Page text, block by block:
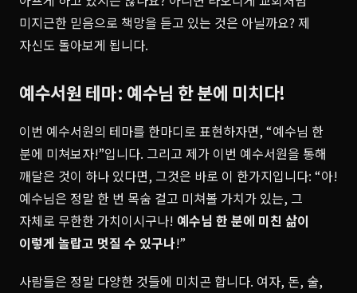
미지근한 믿음으로 책망을 듣고 있는 것은 아닐까요? 제
자신도 돌아보게 됩니다.
예수서원 테마: 예수님 한 분에 미치다!
이번 예수서원의 테마를 한마디로 표현하자면, “예수님 한
분에 미쳐보자!”입니다. 그리고 제가 이번 예수서원을 통해
깨달은 것이 하나 있다면, 그것은 바로 이 한가지입니다: “아!
예수님은 정말 한 번 목숨 걸고 미쳐볼 가치가 있는, 그
자체로 무한한 가치이시구나! 예수님 한 분에 미친 삶이
이렇게 놀랍고 멋질 수 있구나!”
사람들은 정말 다양한 것들에 미치곤 합니다. 여자, 돈, 술,